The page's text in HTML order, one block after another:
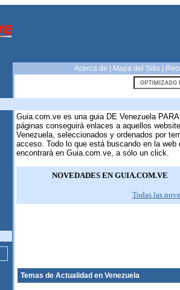
Acerca de Mapa del Sitio
Guia.com.ve es una guia DE Venezuela
páginas conseguirá enlaces a aquellos
Venezuela, seleccionados y ordenados por
acceso. Todo lo que está buscando en la web
encontrará en Guia.com.ve, a sólo un click.
NOVEDADES EN GUIA.COM.VE
Todas las
Temas de Actualidad en Venezuela